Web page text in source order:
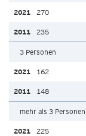
270
235
3 Personen
162
148
mehr als 3 Personen
225